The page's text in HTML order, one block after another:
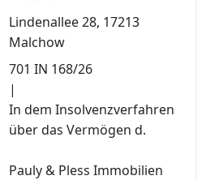
verfügbar
registrieren
Lindenallee 28, 17213
Malchow
701 IN 168/26
|
In dem Insolvenzverfahren
über das Vermögen d.
Pauly & Pless Immobilien